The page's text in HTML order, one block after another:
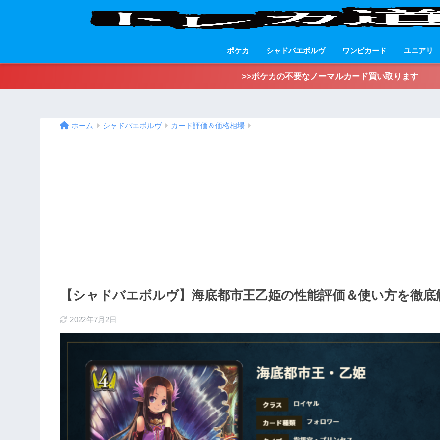
ポケカ シャドバエボルヴ ワンピカード ユニアリ
>>ポケカの不要なノーマルカード買い取ります
ホーム シャドバエボルヴ カード評価＆価格相場
【シャドバエボルヴ】海底都市王乙姫の性能評価＆使い方を徹底
2022年7月2日